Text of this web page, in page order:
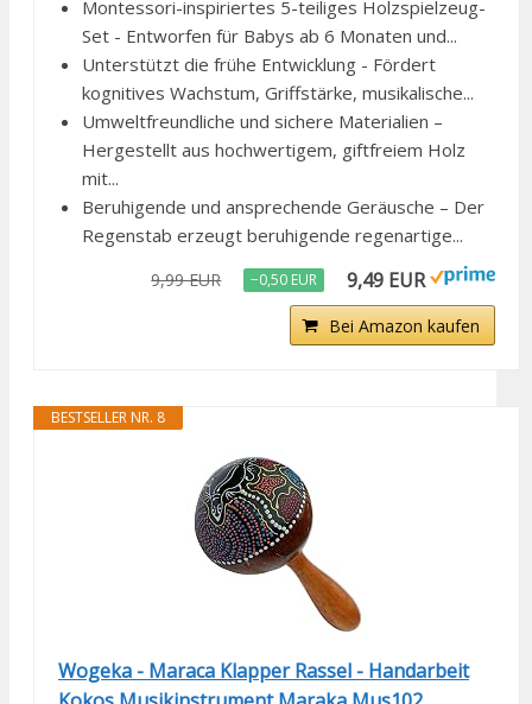
Montessori-inspiriertes 5-teiliges Holzspielzeug-
Set - Entworfen für Babys ab 6 Monaten und...
Unterstützt die frühe Entwicklung - Fördert
kognitives Wachstum, Griffstärke, musikalische...
Umweltfreundliche und sichere Materialien –
Hergestellt aus hochwertigem, giftfreiem Holz
mit...
Beruhigende und ansprechende Geräusche – Der
Regenstab erzeugt beruhigende regenartige...
9,99 EUR −0,50 EUR 9,49 EUR
Bei Amazon kaufen
BESTSELLER NR. 8
Wogeka - Maraca Klapper Rassel - Handarbeit